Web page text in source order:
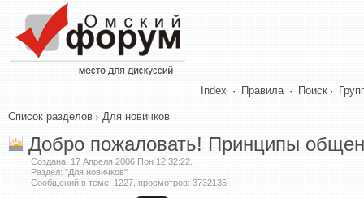
Index · Правила · Поиск ·
Список разделов Для новичков
Добро пожаловать! Принципы
Создана: 17 Апреля 2006 Пон 12:32:22
Раздел: "Для новичков"
Сообщений в теме: 1227, просмотров: 3732135